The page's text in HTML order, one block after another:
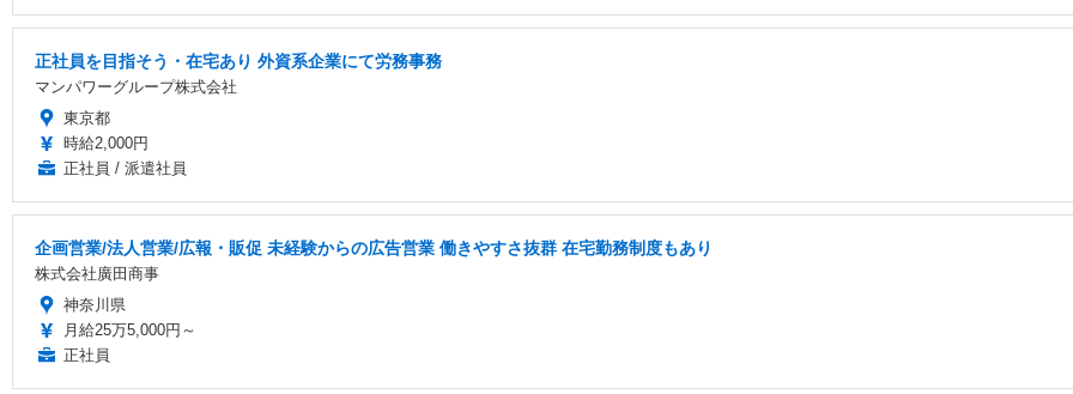
正社員を目指そう・在宅あり 外資系企業にて労務事務
マンパワーグループ株式会社
東京都
時給2,000円
正社員 / 派遣社員
企画営業/法人営業/広報・販促 未経験からの広告営業 働きやすさ抜群 在宅勤務制度もあり
株式会社廣田商事
神奈川県
月給25万5,000円～
正社員